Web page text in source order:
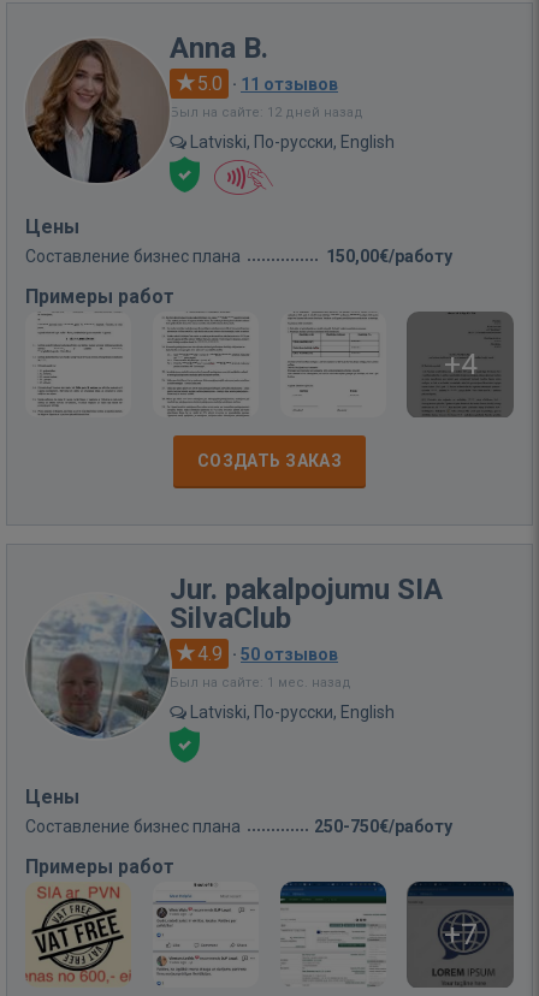
Anna B.
5.0 · 11 отзывов
Был на сайте: 12 дней назад
Latviski, По-русски, English
Цены
Составление бизнес плана 150,00€/работу
Примеры работ
+4
СОЗДАТЬ ЗАКАЗ
Jur. pakalpojumu SIA
SilvaClub
4.9 · 50 отзывов
Был на сайте: 1 мес. назад
Latviski, По-русски, English
Цены
Составление бизнес плана 250-750€/работу
Примеры работ
+7